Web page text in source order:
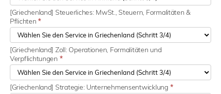
[Griechenland] Steuerliches: MwSt., Steuern, Formalitäten &
Pflichten*
[Griechenland] Zoll: Operationen, Formalitäten und
Verpflichtungen *
[Griechenland] Strategie: Unternehmensentwicklung *